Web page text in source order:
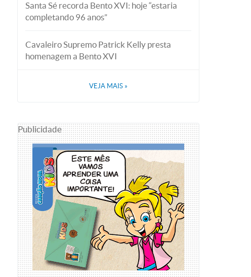
Santa Sé recorda Bento XVI: hoje “estaria
completando 96 anos”
Cavaleiro Supremo Patrick Kelly presta
homenagem a Bento XVI
VEJA MAIS »
Publicidade